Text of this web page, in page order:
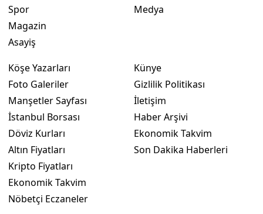
Spor
Magazin
Asayiş
Medya
Köşe Yazarları
Foto Galeriler
Manşetler Sayfası
İstanbul Borsası
Döviz Kurları
Altın Fiyatları
Kripto Fiyatları
Ekonomik Takvim
Nöbetçi Eczaneler
Künye
Gizlilik Politikası
İletişim
Haber Arşivi
Ekonomik Takvim
Son Dakika Haberleri